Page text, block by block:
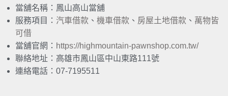
當舖名稱：鳳山高山當舖
服務項目： 汽車借款 、 機車借款 、 房屋土地借款 、 萬物皆
可借
當舖官網： https://highmountain-pawnshop.com.tw/
聯絡地址：高雄市鳳山區中山東路111號
連絡電話：07-7195511